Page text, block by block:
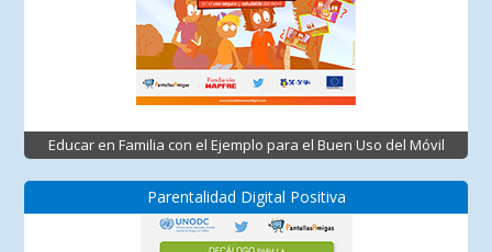
Educar en Familia con el Ejemplo para el Buen Uso del Móvil
Parentalidad Digital Positiva